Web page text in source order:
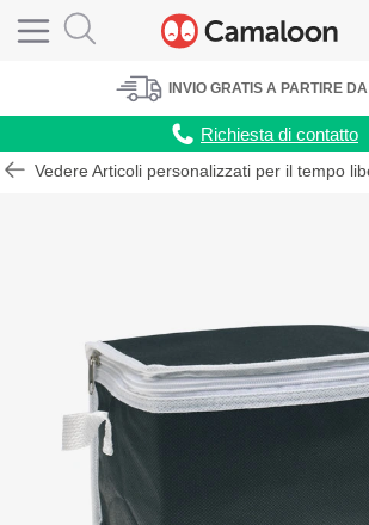
INVIO GRATIS A PARTIRE
Richiesta di contatto
Vedere Articoli personalizzati per il tempo